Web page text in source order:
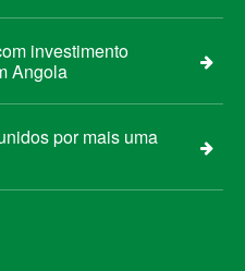
investimento
Angola
por mais uma